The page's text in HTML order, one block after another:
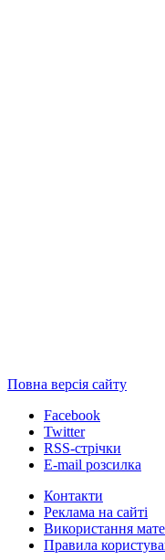
Повна версія сайту
Facebook
Twitter
RSS-стрічки
E-mail розсилка
Контакти
Реклама на сайті
Використання
Правила